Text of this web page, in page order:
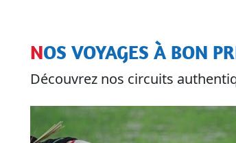
NOS VOYAGES À BON
Découvrez nos circuits